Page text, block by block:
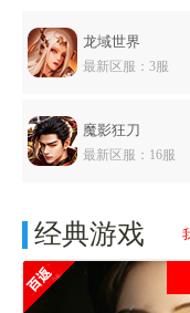
龙域世界
最新区服：3服
魔影狂刀
最新区服：16服
萌回三国
最新区服：37服
经典游戏